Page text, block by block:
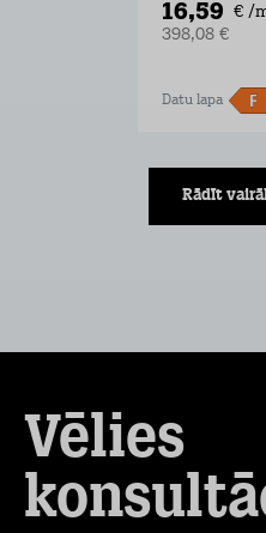
16,59 € /
398,08 €
Datu lapa
Rādīt
Vēlies